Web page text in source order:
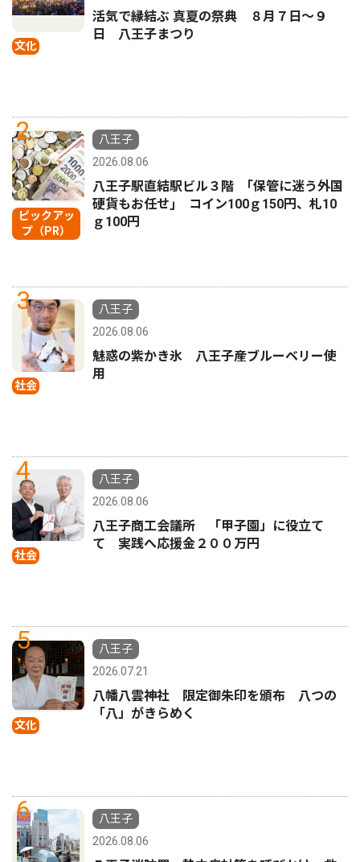
文化
活気で縁結ぶ 真夏の祭典 ８月７日〜９
日 八王子まつり
2
ピックアッ
プ（PR）
八王子
2026.08.06
八王子駅直結駅ビル３階 ｢保管に迷う外国
硬貨もお任せ｣ コイン100ｇ150円、札10
ｇ100円
3
社会
八王子
2026.08.06
魅惑の紫かき氷 八王子産ブルーベリー使
用
4
社会
八王子
2026.08.06
八王子商工会議所 「甲子園」に役立て
て 実践へ応援金２００万円
5
文化
八王子
2026.07.21
八幡八雲神社 限定御朱印を頒布 八つの
「八」がきらめく
6
八王子
2026.08.06